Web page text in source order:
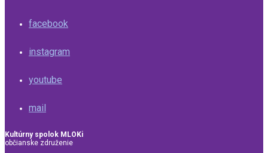
facebook
instagram
youtube
mail
Kultúrny spolok MLOKi
občianske združenie